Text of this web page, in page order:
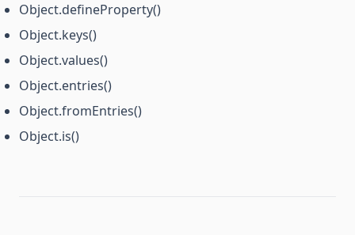
Object.defineProperty()
Object.keys()
Object.values()
Object.entries()
Object.fromEntries()
Object.is()